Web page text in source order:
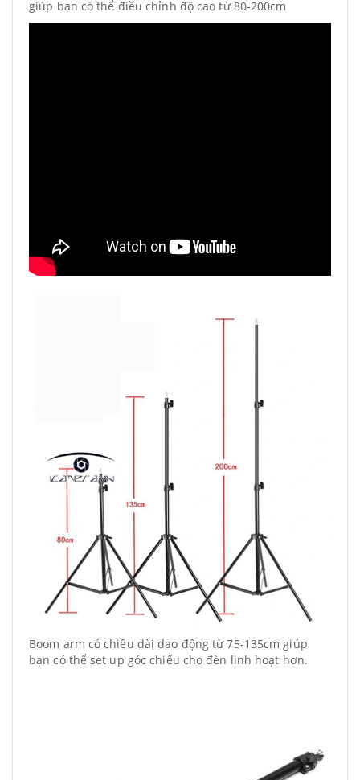
giúp bạn có thể điều chỉnh độ cao từ 80-200cm
Boom arm có chiều dài dao động từ 75-135cm giúp
bạn có thể set up góc chiếu cho đèn linh hoạt hơn.